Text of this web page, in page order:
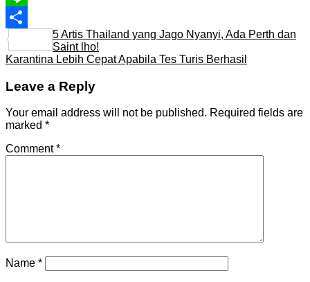
Line
Share
5 Artis Thailand yang Jago Nyanyi, Ada Perth dan
Saint lho!
Karantina Lebih Cepat Apabila Tes Turis Berhasil
Leave a Reply
Your email address will not be published. Required fields are
marked *
Comment*
Name *